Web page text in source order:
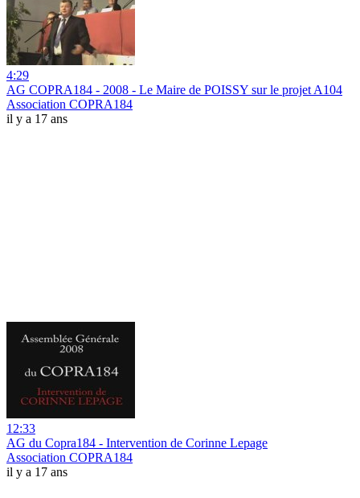
4:29
AG COPRA184 - 2008 - Le Maire de POISSY sur le projet A104
Association COPRA184
il y a 17 ans
12:33
AG du Copra184 - Intervention de Corinne Lepage
Association COPRA184
il y a 17 ans